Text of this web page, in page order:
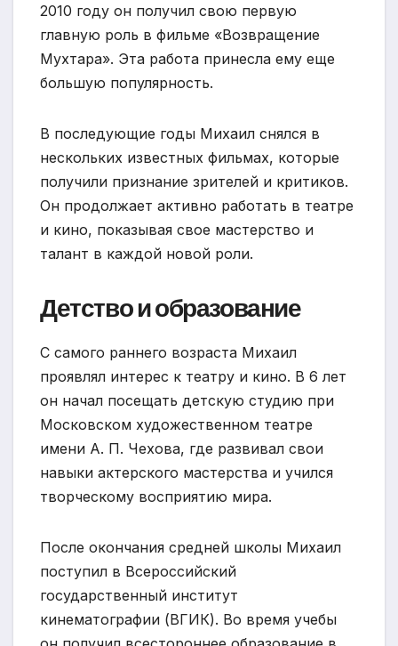
2010 году он получил свою первую
главную роль в фильме «Возвращение
Мухтара». Эта работа принесла ему еще
большую популярность.
В последующие годы Михаил снялся в
нескольких известных фильмах, которые
получили признание зрителей и критиков.
Он продолжает активно работать в театре
и кино, показывая свое мастерство и
талант в каждой новой роли.
Детство и образование
С самого раннего возраста Михаил
проявлял интерес к театру и кино. В 6 лет
он начал посещать детскую студию при
Московском художественном театре
имени А. П. Чехова, где развивал свои
навыки актерского мастерства и учился
творческому восприятию мира.
После окончания средней школы Михаил
поступил в Всероссийский
государственный институт
кинематографии (ВГИК). Во время учебы